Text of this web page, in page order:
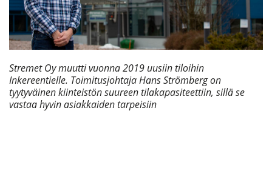
Stremet Oy muutti vuonna 2019 uusiin tiloihin
Inkereentielle. Toimitusjohtaja Hans Strömberg on
tyytyväinen kiinteistön suureen tilakapasiteettiin, sillä se
vastaa hyvin asiakkaiden tarpeisiin